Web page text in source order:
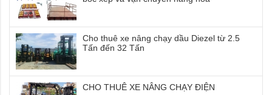
Cho thuê xe nâng chạy dầu Diezel từ 2.5
Tấn đến 32 Tấn
CHO THUÊ XE NÂNG CHẠY ĐIỆN